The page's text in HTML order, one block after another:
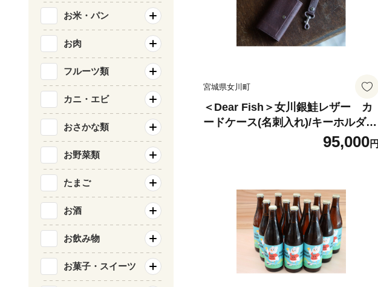
宮城県女川町
＜Dear Fish＞女川銀鮭レザー カ
ードケース(名刺入れ)/キーホルダー
セット Color:錆【1705584】95,000円
お米・パン
お肉
フルーツ類
カニ・エビ
おさかな類
お野菜類
たまご
お酒
お飲み物
お菓子・スイーツ